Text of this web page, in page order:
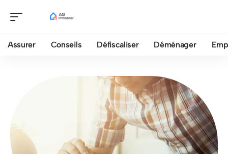
Assurer Conseils Défiscaliser Déménager